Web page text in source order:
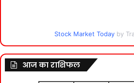
Stock Market Today by
आज का राशिफल